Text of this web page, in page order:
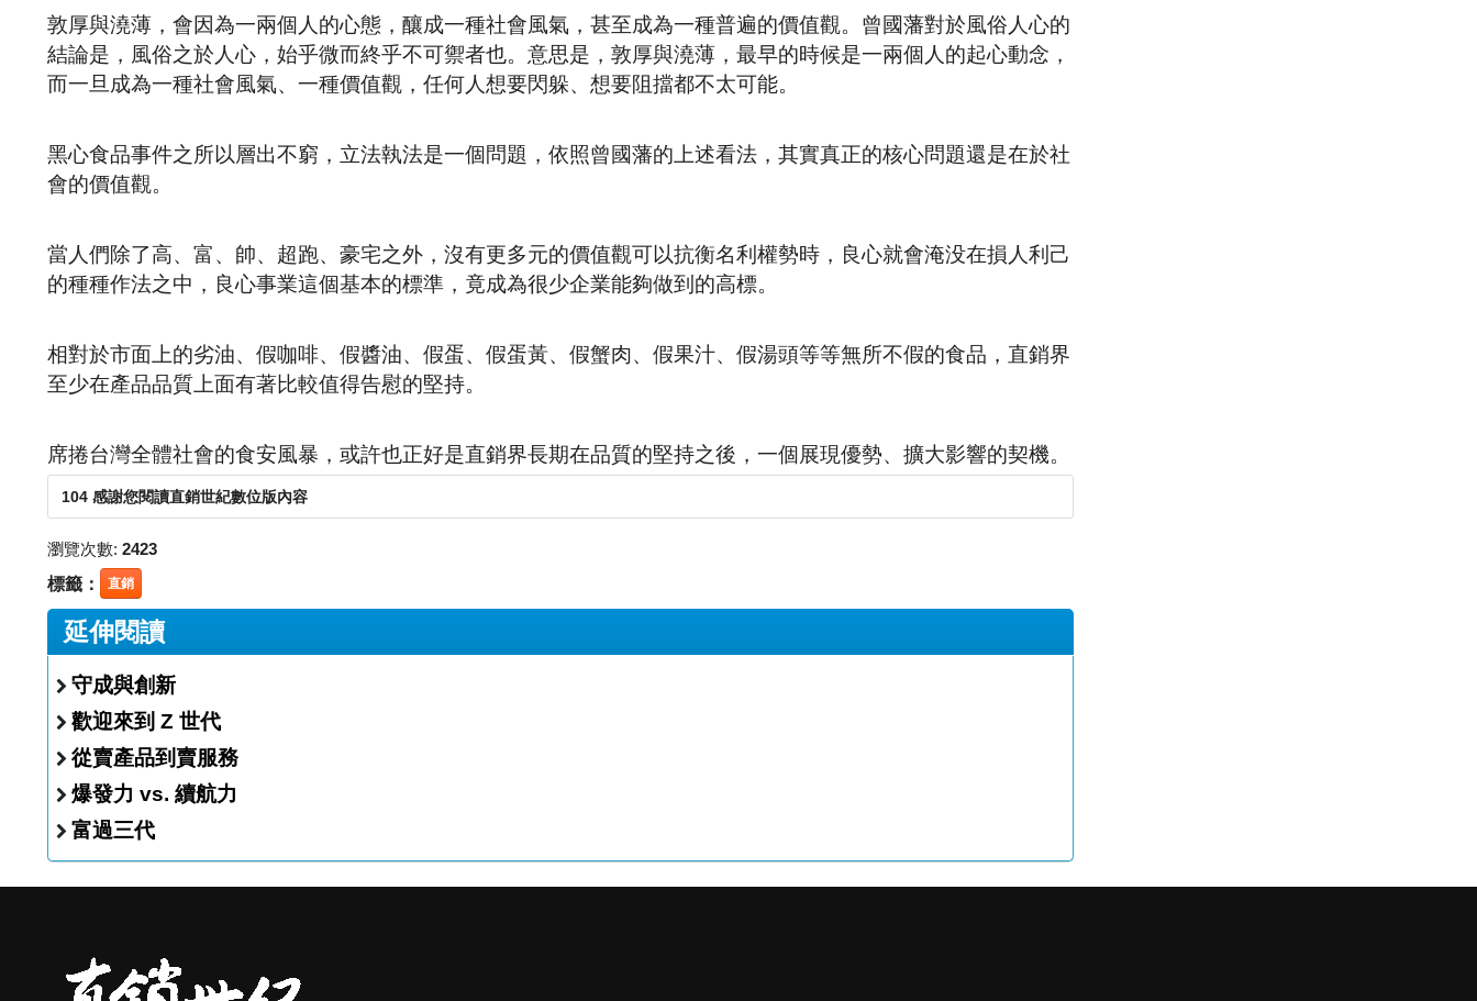
敦厚與澆薄，會因為一兩個人的心態，釀成一種社會風氣，甚至成為一種普遍的價值觀。曾國藩對於風俗人心的
結論是，風俗之於人心，始乎微而終乎不可禦者也。意思是，敦厚與澆薄，最早的時候是一兩個人的起心動念，
而一旦成為一種社會風氣、一種價值觀，任何人想要閃躲、想要阻擋都不太可能。
黑心食品事件之所以層出不窮，立法執法是一個問題，依照曾國藩的上述看法，其實真正的核心問題還是在於社
會的價值觀。
當人們除了高、富、帥、超跑、豪宅之外，沒有更多元的價值觀可以抗衡名利權勢時，良心就會淹没在損人利己
的種種作法之中，良心事業這個基本的標準，竟成為很少企業能夠做到的高標。
相對於市面上的劣油、假咖啡、假醬油、假蛋、假蛋黃、假蟹肉、假果汁、假湯頭等等無所不假的食品，直銷界
至少在產品品質上面有著比較值得告慰的堅持。
席捲台灣全體社會的食安風暴，或許也正好是直銷界長期在品質的堅持之後，一個展現優勢、擴大影響的契機。
104 感謝您閱讀直銷世紀數位版內容
瀏覽次數: 2423
標籤： 直銷
延伸閱讀
守成與創新
歡迎來到 Z 世代
從賣產品到賣服務
爆發力 vs. 續航力
富過三代